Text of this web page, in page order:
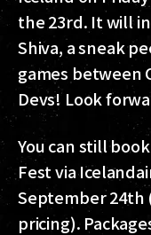
the 23rd. It will
Shiva, a sneak
games between
Devs! Look
You can still
Fest via
September 24th
pricing).